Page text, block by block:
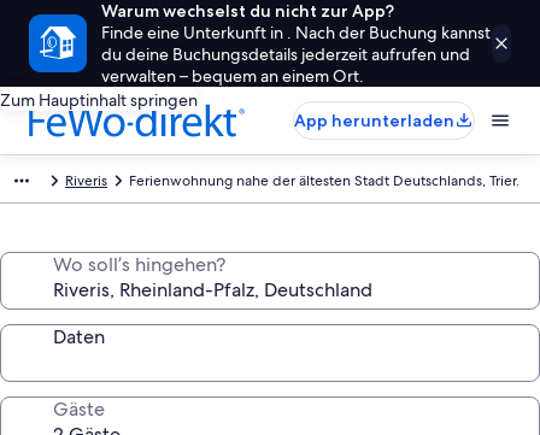
Warum wechselst du nicht zur App?
Finde eine Unterkunft in . Nach der Buchung kannst
du deine Buchungsdetails jederzeit aufrufen und
verwalten – bequem an einem Ort.
Zum Hauptinhalt springen
App herunterladen
Riveris Ferienwohnung nahe der ältesten Stadt Deutschlands, Trier.
Wo soll’s hingehen?
Daten
Gäste